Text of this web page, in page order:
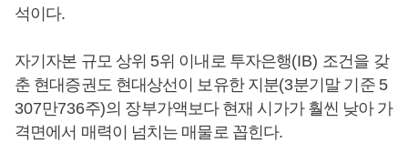
석이다.
자기자본 규모 상위 5위 이내로 투자은행(IB) 조건을 갖
춘 현대증권도 현대상선이 보유한 지분(3분기말 기준 5
307만736주)의 장부가액보다 현재 시가가 훨씬 낮아 가
격면에서 매력이 넘치는 매물로 꼽힌다.